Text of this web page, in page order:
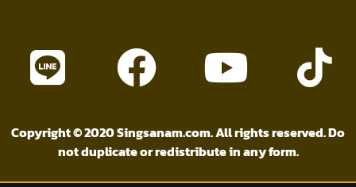
Copyright © 2020 Singsanam.com. All rights reserved. Do
not duplicate or redistribute in any form.